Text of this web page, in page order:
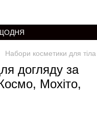
Набори косметики для
догляду за
Мохіто,